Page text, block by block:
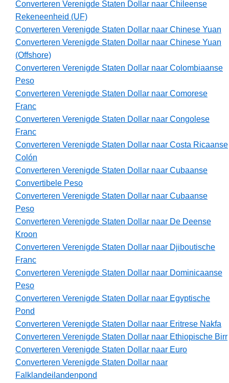
Converteren Verenigde Staten Dollar naar Chileense
Rekeneenheid (UF)
Converteren Verenigde Staten Dollar naar Chinese Yuan
Converteren Verenigde Staten Dollar naar Chinese Yuan
(Offshore)
Converteren Verenigde Staten Dollar naar Colombiaanse
Peso
Converteren Verenigde Staten Dollar naar Comorese
Franc
Converteren Verenigde Staten Dollar naar Congolese
Franc
Converteren Verenigde Staten Dollar naar Costa Ricaanse
Colón
Converteren Verenigde Staten Dollar naar Cubaanse
Convertibele Peso
Converteren Verenigde Staten Dollar naar Cubaanse
Peso
Converteren Verenigde Staten Dollar naar De Deense
Kroon
Converteren Verenigde Staten Dollar naar Djiboutische
Franc
Converteren Verenigde Staten Dollar naar Dominicaanse
Peso
Converteren Verenigde Staten Dollar naar Egyptische
Pond
Converteren Verenigde Staten Dollar naar Eritrese Nakfa
Converteren Verenigde Staten Dollar naar Ethiopische Birr
Converteren Verenigde Staten Dollar naar Euro
Converteren Verenigde Staten Dollar naar
Falklandeilandenpond